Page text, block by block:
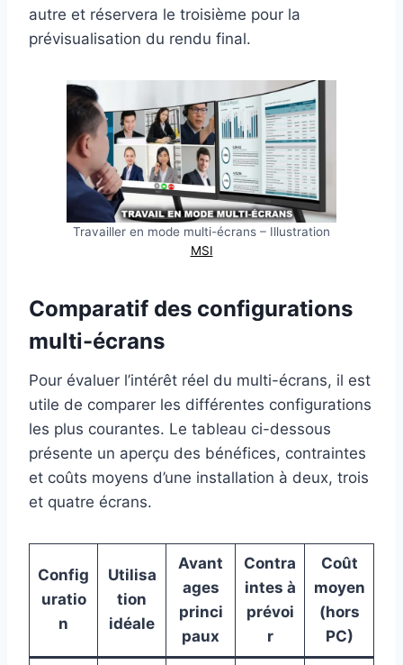
autre et réservera le troisième pour la
prévisualisation du rendu final.
Travailler en mode multi-écrans – Illustration
MSI
Comparatif des configurations
multi-écrans
Pour évaluer l’intérêt réel du multi-écrans, il est
utile de comparer les différentes configurations
les plus courantes. Le tableau ci-dessous
présente un aperçu des bénéfices, contraintes
et coûts moyens d’une installation à deux, trois
et quatre écrans.
Config
uratio
n
Utilisa
tion
idéale
Avant
ages
princi
paux
Contra
intes à
prévoi
r
Coût
moyen
(hors
PC)